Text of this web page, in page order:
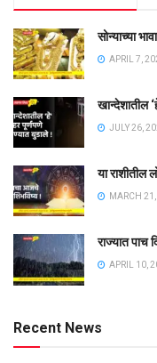
सोन्याच्या
APRIL 7,
खान्देशातील
JULY 26,
या राशीतील
MARCH
राज्यात पाच
APRIL 10,
Recent News